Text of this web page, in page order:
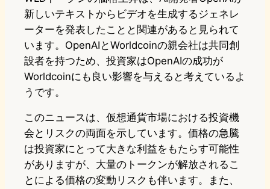
新しいテキストからビデオを生成するジェネレ
ーターを発表したことと関連があると見られて
います。OpenAIとWorldcoinの親会社は共同創
設者を持つため、投資家はOpenAIの成功が
Worldcoinにも良い影響を与えると考えているよ
うです。
このニュースは、仮想通貨市場における投資機
会とリスクの両面を示しています。価格の急騰
は投資家にとって大きな利益をもたらす可能性
がありますが、大量のトークンが解放されるこ
とによる価格の変動リスクも伴います。また、